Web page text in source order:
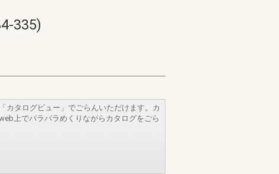
335)
カタログビュー」でごらんいただけます。カ
上でパラパラめくりながらカタログをごら